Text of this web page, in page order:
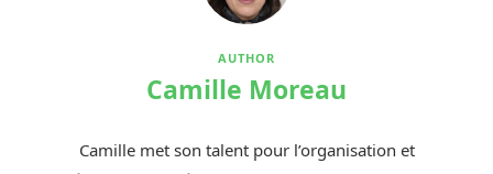
AUTHOR
Camille Moreau
Camille met son talent pour l’organisation et